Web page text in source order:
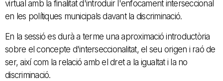
virtual amb la finalitat d'introduir l'enfocament interseccional
en les polítiques municipals davant la discriminació.
En la sessió es durà a terme una aproximació introductòria
sobre el concepte d'interseccionalitat, el seu origen i raó de
ser, així com la relació amb el dret a la igualtat i la no
discriminació.